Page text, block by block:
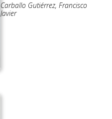
Carballo Gutiérrez, Francisco
Javier